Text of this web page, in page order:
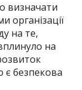
визначати
організації
на те,
на
є безпекова